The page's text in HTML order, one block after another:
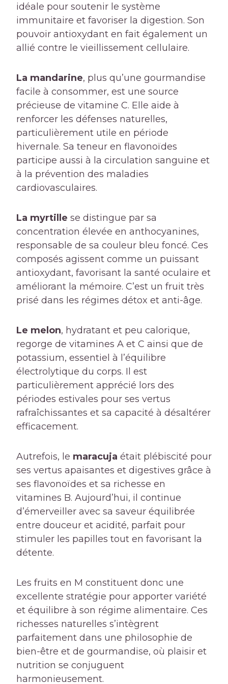
idéale pour soutenir le système
immunitaire et favoriser la digestion. Son
pouvoir antioxydant en fait également un
allié contre le vieillissement cellulaire.
La mandarine, plus qu’une gourmandise
facile à consommer, est une source
précieuse de vitamine C. Elle aide à
renforcer les défenses naturelles,
particulièrement utile en période
hivernale. Sa teneur en flavonoïdes
participe aussi à la circulation sanguine et
à la prévention des maladies
cardiovasculaires.
La myrtille se distingue par sa
concentration élevée en anthocyanines,
responsable de sa couleur bleu foncé. Ces
composés agissent comme un puissant
antioxydant, favorisant la santé oculaire et
améliorant la mémoire. C’est un fruit très
prisé dans les régimes détox et anti-âge.
Le melon, hydratant et peu calorique,
regorge de vitamines A et C ainsi que de
potassium, essentiel à l’équilibre
électrolytique du corps. Il est
particulièrement apprécié lors des
périodes estivales pour ses vertus
rafraîchissantes et sa capacité à désaltérer
efficacement.
Autrefois, le maracuja était plébiscité pour
ses vertus apaisantes et digestives grâce à
ses flavonoïdes et sa richesse en
vitamines B. Aujourd’hui, il continue
d’émerveiller avec sa saveur équilibrée
entre douceur et acidité, parfait pour
stimuler les papilles tout en favorisant la
détente.
Les fruits en M constituent donc une
excellente stratégie pour apporter variété
et équilibre à son régime alimentaire. Ces
richesses naturelles s’intègrent
parfaitement dans une philosophie de
bien-être et de gourmandise, où plaisir et
nutrition se conjuguent
harmonieusement.